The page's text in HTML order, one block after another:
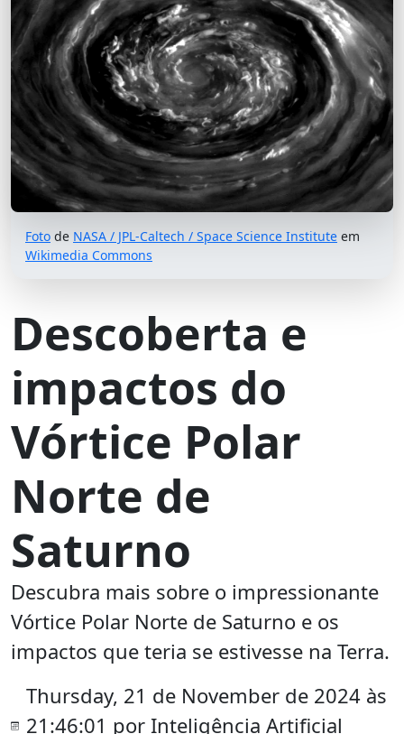
Foto de NASA / JPL-Caltech / Space Science Institute em
Wikimedia Commons
Descoberta e
impactos do
Vórtice Polar
Norte de
Saturno
Descubra mais sobre o impressionante
Vórtice Polar Norte de Saturno e os
impactos que teria se estivesse na Terra.
Thursday, 21 de November de 2024 às
21:46:01 por Inteligência Artificial